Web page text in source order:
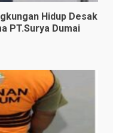
Hidup Desak
PT.Surya Dumai